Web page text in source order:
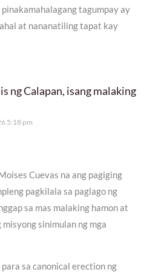
tagumpay ay
at nananatiling tapat kay
ng Calapan, isang malaking
5:18 pm
Cuevas na ang pagiging
pagkilala sa paglago ng
sa mas malaking hamon at
sinimulan ng mga
sa canonical erection ng